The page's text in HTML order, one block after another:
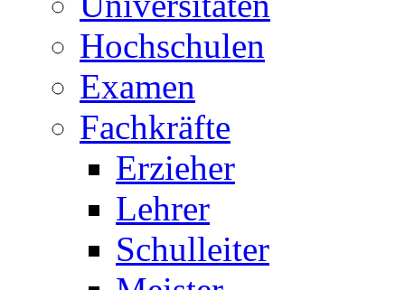
Hochschulen
Examen
Fachkräfte
Erzieher
Lehrer
Schulleiter